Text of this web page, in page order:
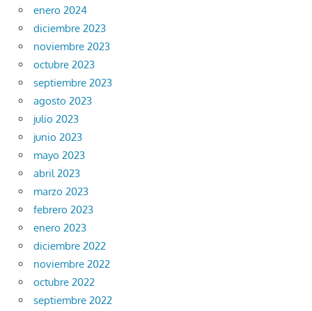
enero 2024
diciembre 2023
noviembre 2023
octubre 2023
septiembre 2023
agosto 2023
julio 2023
junio 2023
mayo 2023
abril 2023
marzo 2023
febrero 2023
enero 2023
diciembre 2022
noviembre 2022
octubre 2022
septiembre 2022